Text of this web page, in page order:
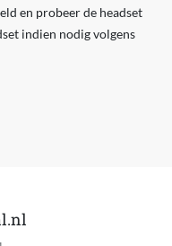
en probeer de headset
indien nodig volgens